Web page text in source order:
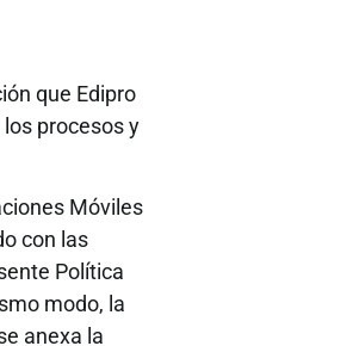
que Edipro
procesos y
Móviles
con las
Política
modo, la
anexa la